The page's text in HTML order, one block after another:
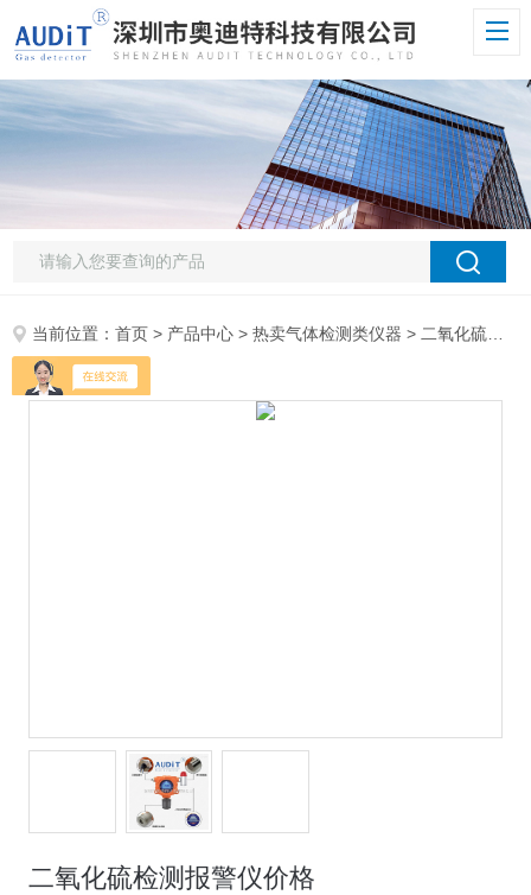
当前位置：首页 > 产品中心 >热卖气体检测类仪器 >二氧化硫检测仪
二氧化硫检测报警仪价格